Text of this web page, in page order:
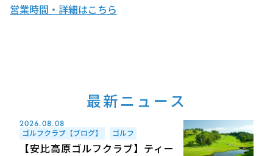
営業時間・詳細はこちら
最新ニュース
2026.08.08
ゴルフクラブ【ブログ】
ゴルフ
【安比高原ゴルフクラブ】ティー